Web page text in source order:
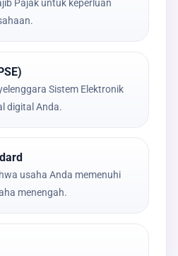
Pajak untuk keperluan
Sistem Elektronik
digital Anda.
usaha Anda memenuhi
menengah.